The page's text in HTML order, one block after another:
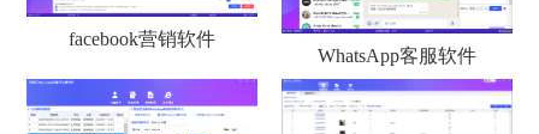
facebook营销软件
WhatsApp客服软件